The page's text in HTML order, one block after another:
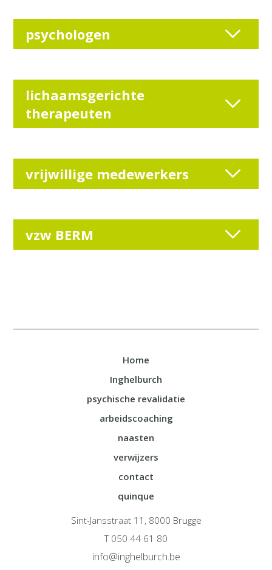
psychologen
lichaamsgerichte
therapeuten
vrijwillige medewerkers
vzw BERM
Home
Inghelburch
psychische revalidatie
arbeidscoaching
naasten
verwijzers
contact
quinque
Sint-Jansstraat 11, 8000 Brugge
T 050 44 61 80
info@inghelburch.be